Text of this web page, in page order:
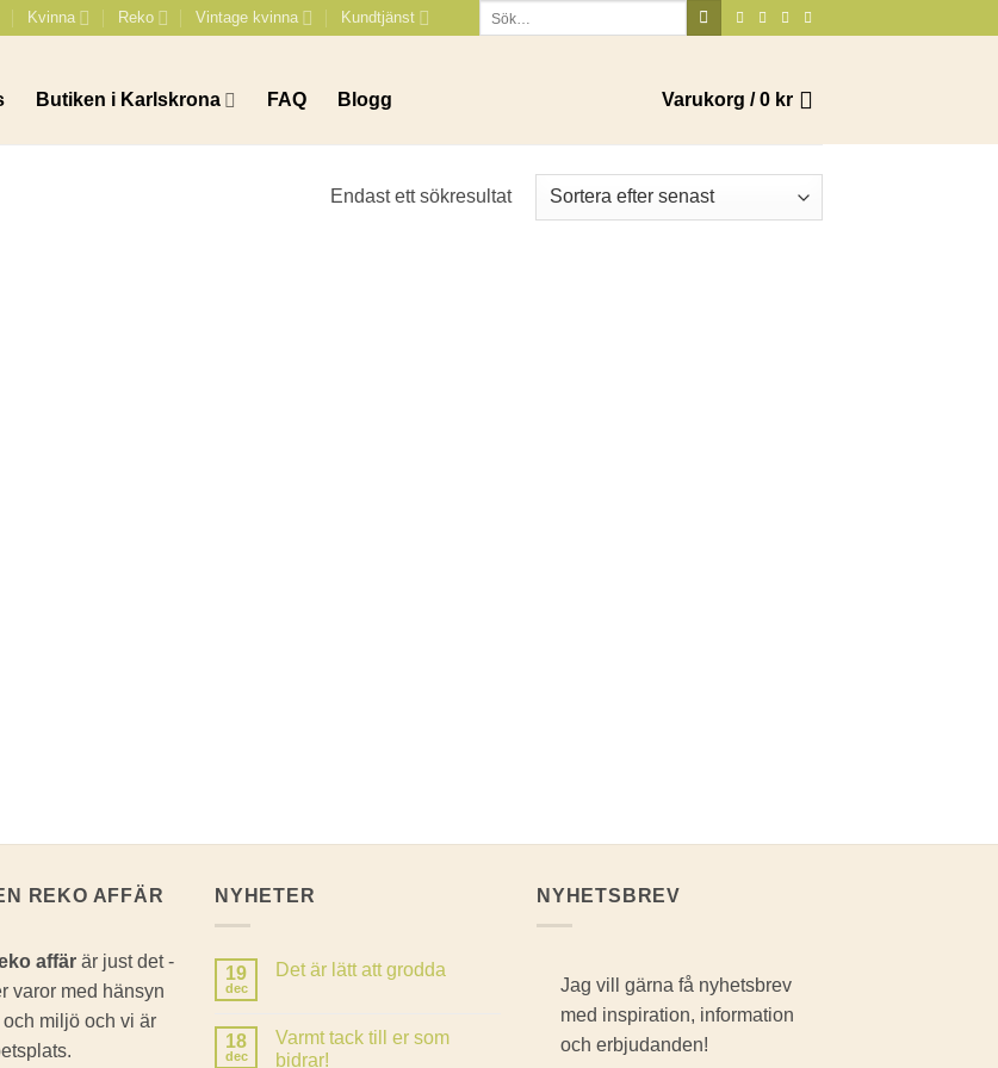
Kvinna Reko Vintage kvinna Kundtjänst
Butiken i Karlskrona FAQ Blogg Varukorg /0 kr
Endast ett sökresultat
REKO AFFÄR
affär är just det -
varor med hänsyn
miljö och vi är
NYHETER
19
dec
Det är lätt att grodda
Det
är
18
dec
Varmt tack till er som
bidrar!
NYHETSBREV
Jag vill gärna få nyhetsbrev
med inspiration, information
och erbjudanden!